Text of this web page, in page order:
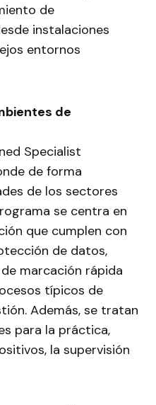
de
instalaciones
entornos
de
Specialist
de forma
de los sectores
se centra en
que cumplen con
de datos,
marcación rápida
típicos de
Además, se tratan
para la práctica,
la supervisión